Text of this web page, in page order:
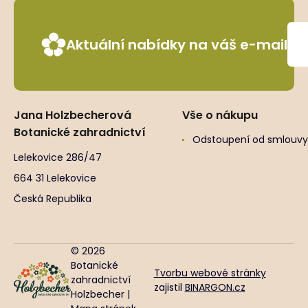
Aktuální nabídky na váš e-mail
Jana Holzbecherová
Botanické zahradnictví
Lelekovice 286/47
664 31 Lelekovice
Česká Republika
Vše o nákupu
Odstoupení od smlouvy
© 2026
Botanické
zahradnictví
Holzbecher |
Tvorbu webové stránky
zajistil BINARGON.cz